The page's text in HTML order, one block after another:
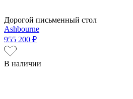
Дорогой письменный стол
Ashbourne
955 200 ₽
В наличии